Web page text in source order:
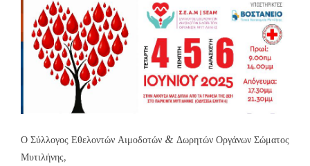
Ο Σύλλογος Εθελοντών Αιμοδοτών & Δωρητών Οργάνων Σώματος
Μυτιλήνης,